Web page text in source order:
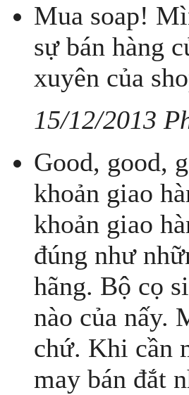
Mua soap!
sự bán hàng
xuyên của
15/12/2013
Good, good,
khoản giao
khoản giao
đúng như
hãng. Bộ cọ
nào của nấy.
chứ. Khi cần
may bán đắt